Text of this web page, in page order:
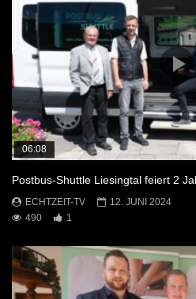
06:08
Postbus-Shuttle Liesingtal feiert 2
ECHTZEIT-TV
12. JUNI 2024
490
1